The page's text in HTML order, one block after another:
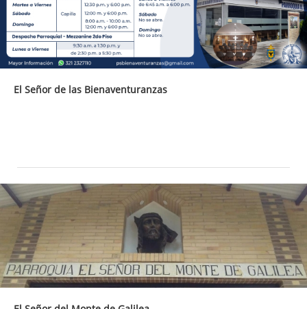
El Señor de las Bienaventuranzas